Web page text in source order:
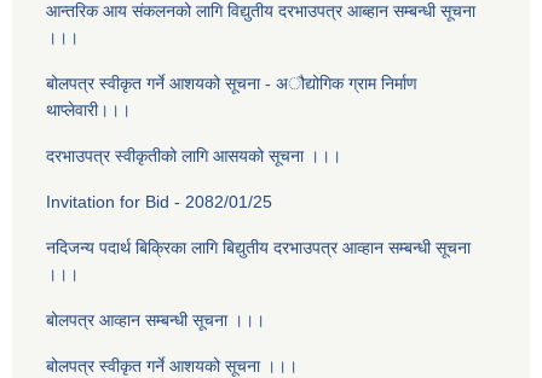
आन्तरिक आय संकलनको लागि विद्युतीय दरभाउपत्र आब्हान सम्बन्धी सूचना
।।।
बोलपत्र स्वीकृत गर्ने आशयको सूचना - अौद्योगिक ग्राम निर्माण
थाप्लेवारी।।।
दरभाउपत्र स्वीकृतीको लागि आसयको सूचना ।।।
Invitation for Bid - 2082/01/25
नदिजन्य पदार्थ बिक्रिका लागि बिद्युतीय दरभाउपत्र आव्हान सम्बन्धी सूचना
।।।
बोलपत्र आव्हान सम्बन्धी सूचना ।।।
बोलपत्र स्वीकृत गर्ने आशयको सूचना ।।।